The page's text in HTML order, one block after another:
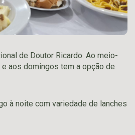
de Doutor Ricardo. Ao meio-
aos domingos tem a opção de
à noite com variedade de lanches